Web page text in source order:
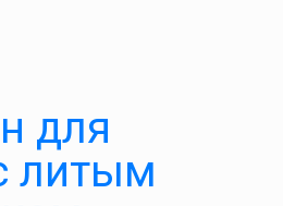
для
литым